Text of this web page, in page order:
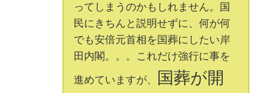
ってしまうのかもしれません。国
民にきちんと説明せずに、何が何
でも安倍元首相を国葬にしたい岸
田内閣。。。これだけ強行に事を
進めていますが、
国葬が開